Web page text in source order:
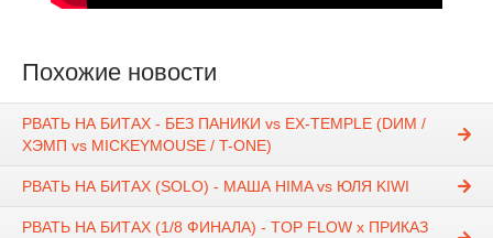
Похожие новости
РВАТЬ НА БИТАХ - БЕЗ ПАНИКИ vs EX-TEMPLE (DИМ /
ХЭМП vs MICKEYMOUSE / T-ONE)
РВАТЬ НА БИТАХ (SOLO) - МАША HIMA vs ЮЛЯ KIWI
РВАТЬ НА БИТАХ (1/8 ФИНАЛА) - TOP FLOW x ПРИКАЗ